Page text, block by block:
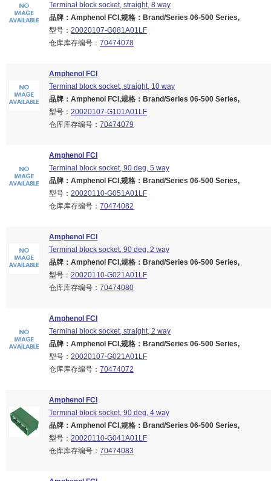
Terminal block socket, straight, 8 way
品牌：Amphenol FCI,规格：Brand/Series 06-500 Series,
型号： 20020107-G081A01LF
仓库库存编号： 70474078
Amphenol FCI
Terminal block socket, straight, 10 way
品牌：Amphenol FCI,规格：Brand/Series 06-500 Series,
型号： 20020107-G101A01LF
仓库库存编号： 70474079
Amphenol FCI
Terminal block socket, 90 deg, 5 way
品牌：Amphenol FCI,规格：Brand/Series 06-500 Series,
型号： 20020110-G051A01LF
仓库库存编号： 70474082
Amphenol FCI
Terminal block socket, 90 deg, 2 way
品牌：Amphenol FCI,规格：Brand/Series 06-500 Series,
型号： 20020110-G021A01LF
仓库库存编号： 70474080
Amphenol FCI
Terminal block socket, straight, 2 way
品牌：Amphenol FCI,规格：Brand/Series 06-500 Series,
型号： 20020107-G021A01LF
仓库库存编号： 70474072
Amphenol FCI
Terminal block socket, 90 deg, 4 way
品牌：Amphenol FCI,规格：Brand/Series 06-500 Series,
型号： 20020110-G041A01LF
仓库库存编号： 70474083